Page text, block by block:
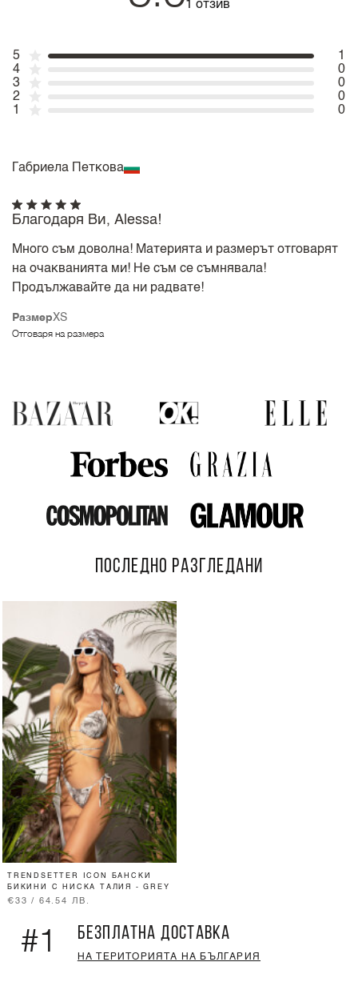
1 отзив
5
1
4
0
3
0
2
0
1
0
Габриела Петкова
РазмерXS
Отговаря на размера
Благодаря Ви, Alessa!
Много съм доволна! Материята и размерът отговарят
на очакванията ми! Не съм се съмнявала!
Продължавайте да ни радвате!
ПОСЛЕДНО РАЗГЛЕДАНИ
TRENDSETTER ICON БАНСКИ
БИКИНИ С НИСКА ТАЛИЯ - GREY
€33 / 64.54 ЛВ.
#1 БЕЗПЛАТНА ДОСТАВКА
НА ТЕРИТОРИЯТА НА БЪЛГАРИЯ